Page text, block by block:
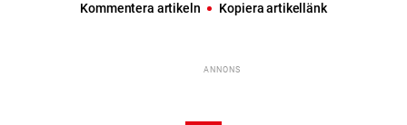
Kommentera artikeln Kopiera artikellänk